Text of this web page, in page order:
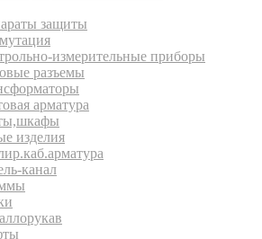
защиты
измерительные приборы
разъемы
арматура
изделия
канал